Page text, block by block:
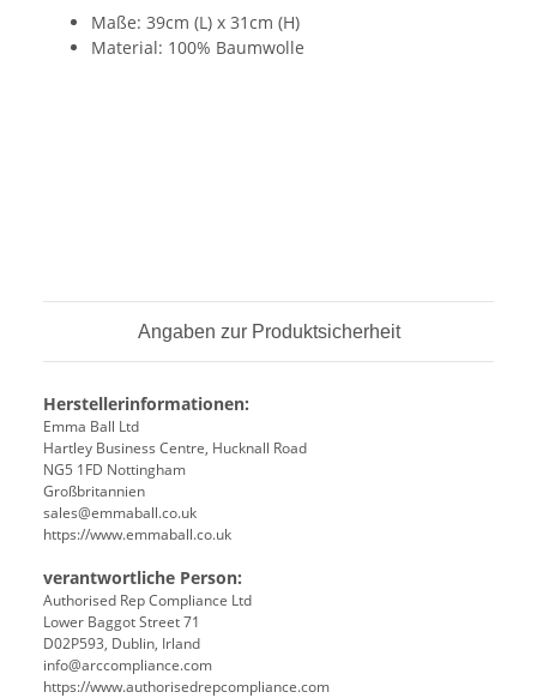
Maße: 39cm (L) x 31cm (H)
Material: 100% Baumwolle
Angaben zur Produktsicherheit
Herstellerinformationen:
Emma Ball Ltd
Hartley Business Centre, Hucknall Road
NG5 1FD Nottingham
Großbritannien
sales@emmaball.co.uk
https://www.emmaball.co.uk
verantwortliche Person:
Authorised Rep Compliance Ltd
Lower Baggot Street 71
D02P593, Dublin, Irland
info@arccompliance.com
https://www.authorisedrepcompliance.com